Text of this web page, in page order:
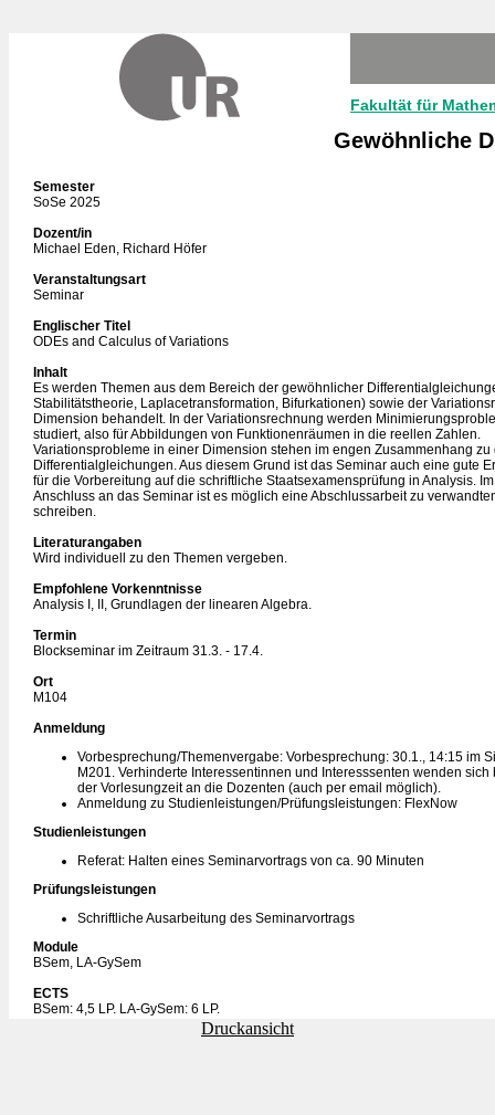
Fakultät für
Gewöhnliche
Semester
SoSe 2025
Dozent/in
Michael Eden, Richard Höfer
Veranstaltungsart
Seminar
Englischer Titel
ODEs and Calculus of Variations
Inhalt
Es werden Themen aus dem Bereich der gewöhnlicher
Stabilitätstheorie, Laplacetransformation, Bifurkationen) sowie der
Dimension behandelt. In der Variationsrechnung werden
studiert, also für Abbildungen von Funktionenräumen in die reellen Zahlen.
Variationsprobleme in einer Dimension stehen im engen Zusammenhang
Differentialgleichungen. Aus diesem Grund ist das Seminar auch eine gute
für die Vorbereitung auf die schriftliche Staatsexamensprüfung in Analysis. Im
Anschluss an das Seminar ist es möglich eine Abschlussarbeit zu
schreiben.
Literaturangaben
Wird individuell zu den Themen vergeben.
Empfohlene Vorkenntnisse
Analysis I, II, Grundlagen der linearen Algebra.
Termin
Blockseminar im Zeitraum 31.3. - 17.4.
Ort
M104
Anmeldung
Vorbesprechung/Themenvergabe: Vorbesprechung: 30.1., 14:15 im
M201. Verhinderte Interessentinnen und Interesssenten wenden sich
der Vorlesungzeit an die Dozenten (auch per email möglich).
Anmeldung zu Studienleistungen/Prüfungsleistungen: FlexNow
Studienleistungen
Referat: Halten eines Seminarvortrags von ca. 90 Minuten
Prüfungsleistungen
Schriftliche Ausarbeitung des Seminarvortrags
Module
BSem, LA-GySem
ECTS
BSem: 4,5 LP. LA-GySem: 6 LP.
Druckansicht